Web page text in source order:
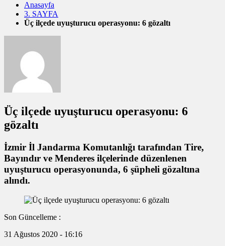
Anasayfa
3. SAYFA
Üç ilçede uyuşturucu operasyonu: 6 gözaltı
Üç ilçede uyuşturucu operasyonu: 6
gözaltı
İzmir İl Jandarma Komutanlığı tarafından Tire,
Bayındır ve Menderes ilçelerinde düzenlenen
uyuşturucu operasyonunda, 6 şüpheli gözaltına
alındı.
Son Güncelleme :
31 Ağustos 2020 - 16:16